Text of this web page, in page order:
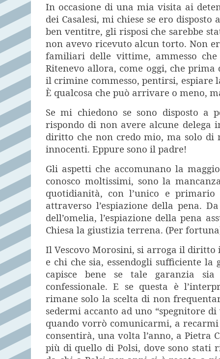
In occasione di una mia visita ai
dei Casalesi, mi chiese se ero
ben ventitre, gli risposi che sarebbe
non avevo ricevuto alcun torto. Non
familiari delle vittime, ammesso
Ritenevo allora, come oggi, che prima
il crimine commesso, pentirsi, espiare
È qualcosa che può arrivare o meno,
Se mi chiedono se sono disposto a
rispondo di non avere alcune
diritto che non credo mio, ma solo
innocenti. Eppure sono il padre!
Gli aspetti che accomunano la
conosco moltissimi, sono la
quotidianità, con l’unico e
attraverso l’espiazione della pena.
dell’omelia, l’espiazione della pena
Chiesa la giustizia terrena. (Per
Il Vescovo Morosini, si arroga il diritto
e chi che sia, essendogli sufficiente
capisce bene se tale garanzia
confessionale. E se questa è
rimane solo la scelta di non
sedermi accanto ad uno “spegnitore
quando vorrò comunicarmi, a
consentirà, una volta l’anno, a Pietra
più di quello di Polsi, dove sono stati